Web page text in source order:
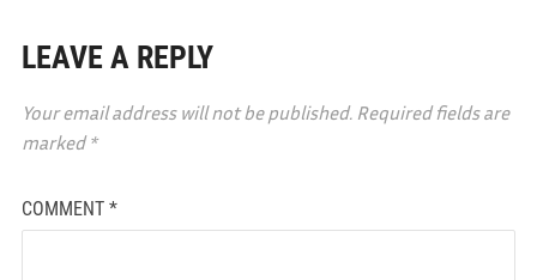
LEAVE A REPLY
Your email address will not be published. Required fields are
marked*
COMMENT *